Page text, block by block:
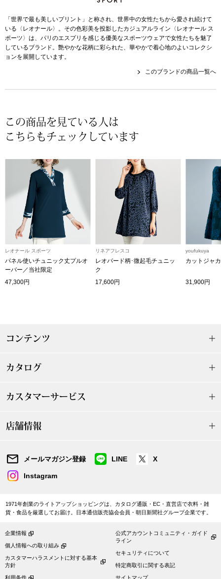
ルメールオマージュウオッチ
ランド
ア
プ
手袋
ベルト
靴下
その他
おすすめ特集
【特集】
「世界で最も美しいプリント」と称され、世界中の女性たちから愛され続けて
いる〈レオナール〉。その⾊彩美を投影したカジュアルライン〈レオナール ス
ポーツ〉は、パリのエスプリを感じる優美なスポーツウェアで⼥性たちを魅了
しているブランド。艶やかな花柄に彩られた、華やかで着⼼地のよいコレクシ
ョンを展開しています。
このブランドの商品一覧へ
この商品を見ている人は
こちらもチェックしています
レオナール スポーツ
パネル使いチュニック丈プルオ
ーバー／当社限定
47,300円
リネアフレスコ
レオパード柄･微起毛チュニッ
ク
17,600円
youfukuya
カットジャ
31,900円
コンテンツ
カタログ
カスタマーサービス
店舗情報
メールマガジン登録 LINE X
Instagram
1971年創業のライトアップショッピングは、カタログ通販・EC・直営店で衣料・雑
貨・食品を厳選してお届け。日本通信販売協会会員・朝日新聞社グループ企業です。
企業情報
個人情報への取り組み
カスタマーハラスメントに対する基本
方針
利用条件
公式アカウントコミュニティ・ガイド
ライン
セキュリティについて
特定商取引に関する表記
サイトマップ